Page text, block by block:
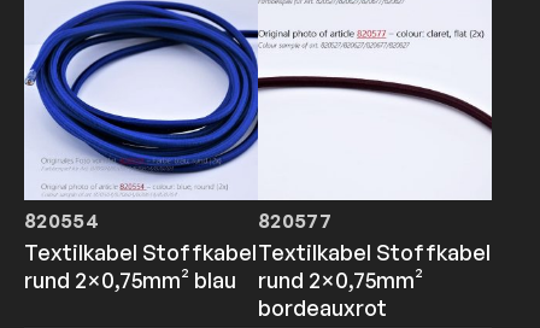
820554
Textilkabel Stoffkabel
rund 2×0,75mm² blau
820577
Textilkabel Stoffkabel
rund 2×0,75mm²
bordeauxrot